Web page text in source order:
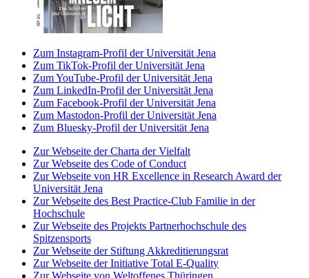
Zum Instagram-Profil der Universität Jena
Zum TikTok-Profil der Universität Jena
Zum YouTube-Profil der Universität Jena
Zum LinkedIn-Profil der Universität Jena
Zum Facebook-Profil der Universität Jena
Zum Mastodon-Profil der Universität Jena
Zum Bluesky-Profil der Universität Jena
Zur Webseite der Charta der Vielfalt
Zur Webseite des Code of Conduct
Zur Webseite von HR Excellence in Research Award der
Universität Jena
Zur Webseite des Best Practice-Club Familie in der
Hochschule
Zur Webseite des Projekts Partnerhochschule des
Spitzensports
Zur Webseite der Stiftung Akkreditierungsrat
Zur Webseite der Initiative Total E-Quality
Zur Webseite von Weltoffenes Thüringen